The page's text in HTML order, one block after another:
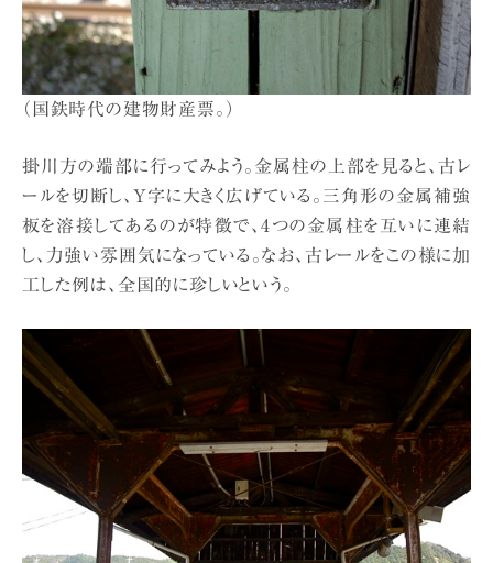
（国鉄時代の建物財産票。）
掛川方の端部に行ってみよう。金属柱の上部を見ると、古レ
ールを切断し、Ｙ字に大きく広げている。三角形の金属補強
板を溶接してあるのが特徴で、4つの金属柱を互いに連結
し、力強い雰囲気になっている。なお、古レールをこの様に加
工した例は、全国的に珍しいという。